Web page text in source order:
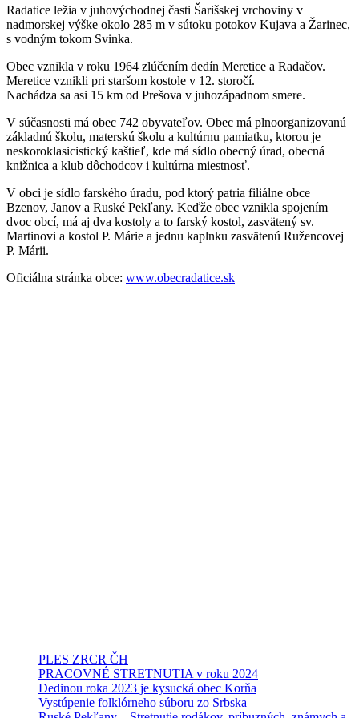
Radatice ležia v juhovýchodnej časti Šarišskej vrchoviny v
nadmorskej výške okolo 285 m v sútoku potokov Kujava a Žarinec,
s vodným tokom Svinka.
Obec vznikla v roku 1964 zlúčením dedín Meretice a Radačov.
Meretice vznikli pri staršom kostole v 12. storočí.
Nachádza sa asi 15 km od Prešova v juhozápadnom smere.
V súčasnosti má obec 742 obyvateľov. Obec má plnoorganizovanú
základnú školu, materskú školu a kultúrnu pamiatku, ktorou je
neskoroklasicistický kaštieľ, kde má sídlo obecný úrad, obecná
knižnica a klub dôchodcov i kultúrna miestnosť.
V obci je sídlo farského úradu, pod ktorý patria filiálne obce
Bzenov, Janov a Ruské Pekľany. Keďže obec vznikla spojením
dvoc obcí, má aj dva kostoly a to farský kostol, zasvätený sv.
Martinovi a kostol P. Márie a jednu kaplnku zasvätenú Ružencovej
P. Márii.
Oficiálna stránka obce: www.obecradatice.sk
PLES ZRCR ČH
PRACOVNÉ STRETNUTIA v roku 2024
Dedinou roka 2023 je kysucká obec Korňa
Vystúpenie folklórneho súboru zo Srbska